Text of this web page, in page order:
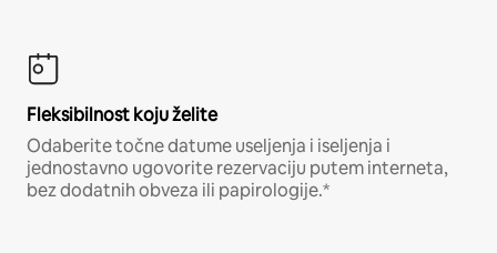
Fleksibilnost koju želite
Odaberite točne datume useljenja i iseljenja i
jednostavno ugovorite rezervaciju putem interneta,
bez dodatnih obveza ili papirologije.*